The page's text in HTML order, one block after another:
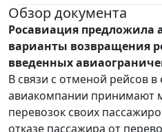
Обзор документа
Росавиация предложила
варианты возвращения
введенных
В связи с отменой рейсов
авиакомпании принимают
перевозок своих
отказе пассажира от